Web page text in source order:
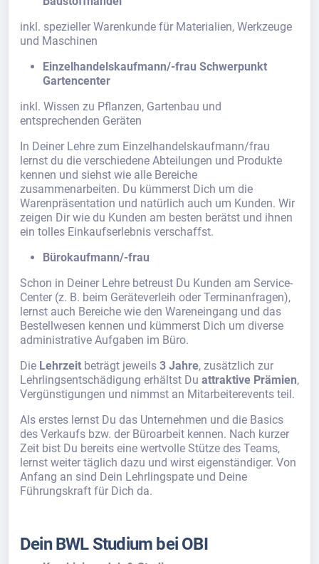
inkl. spezieller Warenkunde für Materialien, Werkzeuge
und Maschinen
Einzelhandelskaufmann/-frau Schwerpunkt
Gartencenter
inkl. Wissen zu Pflanzen, Gartenbau und
entsprechenden Geräten
In Deiner Lehre zum Einzelhandelskaufmann/frau
lernst du die verschiedene Abteilungen und Produkte
kennen und siehst wie alle Bereiche
zusammenarbeiten. Du kümmerst Dich um die
Warenpräsentation und natürlich auch um Kunden. Wir
zeigen Dir wie du Kunden am besten berätst und ihnen
ein tolles Einkaufserlebnis verschaffst.
Bürokaufmann/-frau
Schon in Deiner Lehre betreust Du Kunden am Service-
Center (z. B. beim Geräteverleih oder Terminanfragen),
lernst auch Bereiche wie den Wareneingang und das
Bestellwesen kennen und kümmerst Dich um diverse
administrative Aufgaben im Büro.
Die Lehrzeit beträgt jeweils 3 Jahre, zusätzlich zur
Lehrlingsentschädigung erhältst Du attraktive Prämien,
Vergünstigungen und nimmst an Mitarbeiterevents teil.
Als erstes lernst Du das Unternehmen und die Basics
des Verkaufs bzw. der Büroarbeit kennen. Nach kurzer
Zeit bist Du bereits eine wertvolle Stütze des Teams,
lernst weiter täglich dazu und wirst eigenständiger. Von
Anfang an sind Dein Lehrlingspate und Deine
Führungskraft für Dich da.
Dein BWL Studium bei OBI